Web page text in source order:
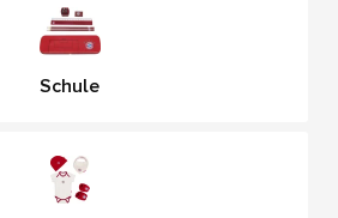
Schule